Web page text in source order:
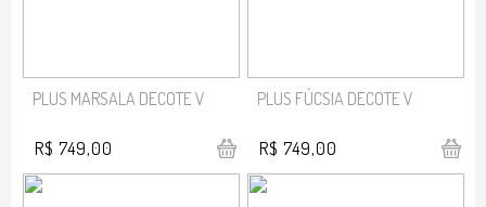
PLUS MARSALA DECOTE V
R$ 749,00
PLUS FÚCSIA DECOTE V
R$ 749,00